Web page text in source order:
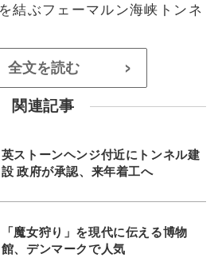
結ぶフェーマルン海峡トンネ
全文を読む >
関連記事
英ストーンヘンジ付近にトンネル建
設 政府が承認、来年着工へ
「魔女狩り」を現代に伝える博物
館、デンマークで人気